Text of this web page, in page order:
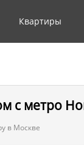
Квартиры
с метро
в Москве